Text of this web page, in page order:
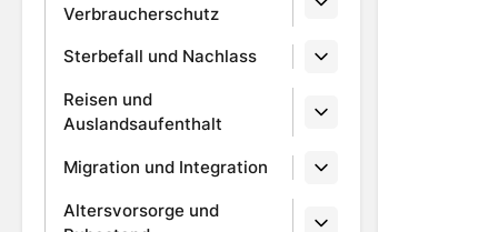
Verbraucherschutz
Sterbefall und Nachlass
Reisen und
Auslandsaufenthalt
Migration und Integration
Altersvorsorge und